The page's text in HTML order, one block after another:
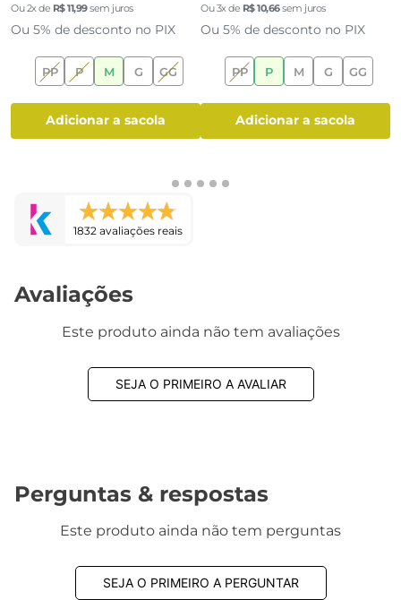
Ou2x de R$11,99sem juros
Ou 5% de desconto no PIX
PP P M G GG
adicionar a sacola
Ou3x de R$10,66sem juros
Ou 5% de desconto no PIX
PP P M G GG
adicionar a sacola
1832 avaliações reais
Avaliações
Este produto ainda não tem avaliações
SEJA O PRIMEIRO A AVALIAR
Perguntas & respostas
Este produto ainda não tem perguntas
SEJA O PRIMEIRO A PERGUNTAR